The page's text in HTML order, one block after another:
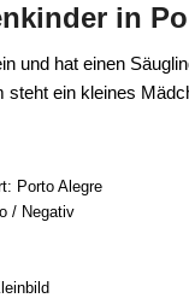
in
und hat einen
steht ein kleines
Porto Alegre
/ Negativ